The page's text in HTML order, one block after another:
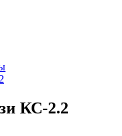
КС-2.2